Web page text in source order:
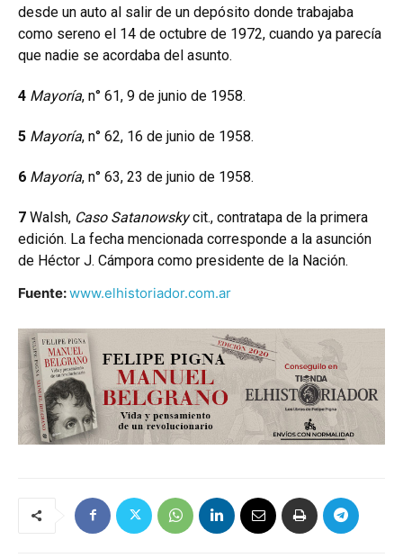
desde un auto al salir de un depósito donde trabajaba
como sereno el 14 de octubre de 1972, cuando ya parecía
que nadie se acordaba del asunto.
4 Mayoría, n° 61, 9 de junio de 1958.
5 Mayoría, n° 62, 16 de junio de 1958.
6 Mayoría, n° 63, 23 de junio de 1958.
7 Walsh, Caso Satanowskycit., contratapa de la primera
edición. La fecha mencionada corresponde a la asunción
de Héctor J. Cámpora como presidente de la Nación.
Fuente:www.elhistoriador.com.ar